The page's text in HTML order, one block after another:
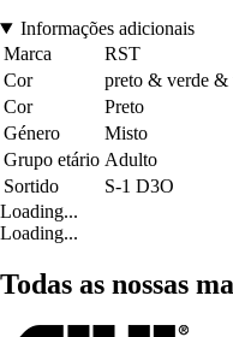
Informações adicionais
Marca
RST
Cor
preto & verde &
Cor
Preto
Género
Misto
Grupo etário Adulto
Sortido
S-1 D3O
Loading...
Loading...
Todas as nossas